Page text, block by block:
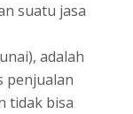
suatu jasa
adalah
penjualan
tidak bisa